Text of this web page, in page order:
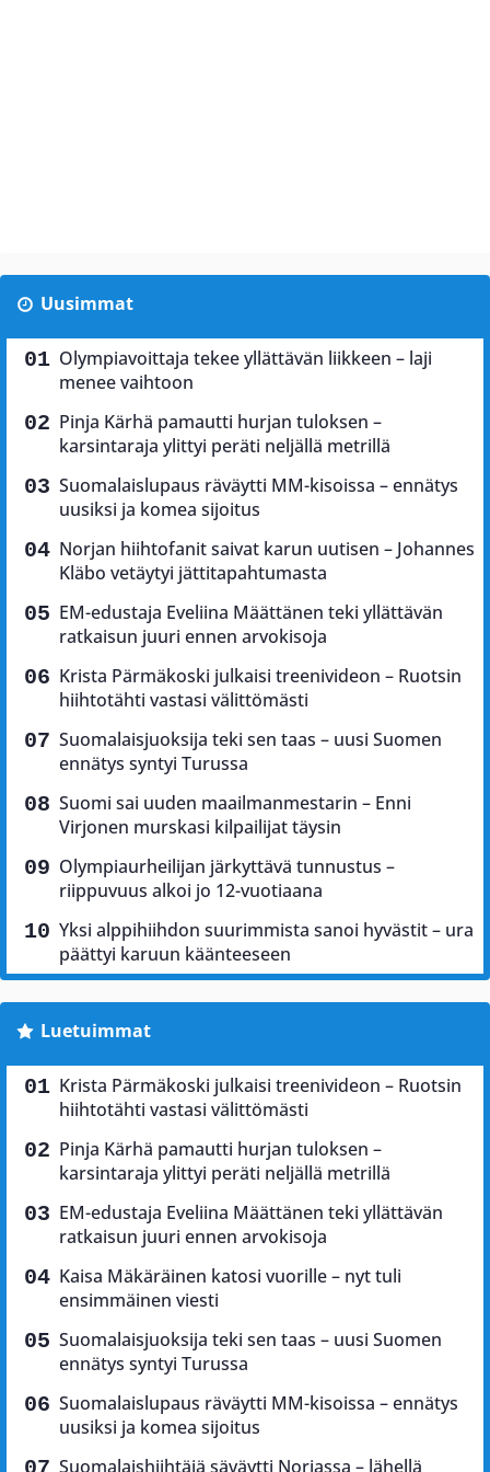
Uusimmat
Olympiavoittaja tekee yllättävän liikkeen – laji
menee vaihtoon
Pinja Kärhä pamautti hurjan tuloksen –
karsintaraja ylittyi peräti neljällä metrillä
Suomalaislupaus räväytti MM-kisoissa – ennätys
uusiksi ja komea sijoitus
Norjan hiihtofanit saivat karun uutisen – Johannes
Kläbo vetäytyi jättitapahtumasta
EM-edustaja Eveliina Määttänen teki yllättävän
ratkaisun juuri ennen arvokisoja
Krista Pärmäkoski julkaisi treenivideon – Ruotsin
hiihtotähti vastasi välittömästi
Suomalaisjuoksija teki sen taas – uusi Suomen
ennätys syntyi Turussa
Suomi sai uuden maailmanmestarin – Enni
Virjonen murskasi kilpailijat täysin
Olympiaurheilijan järkyttävä tunnustus –
riippuvuus alkoi jo 12-vuotiaana
Yksi alppihiihdon suurimmista sanoi hyvästit – ura
päättyi karuun käänteeseen
Luetuimmat
Krista Pärmäkoski julkaisi treenivideon – Ruotsin
hiihtotähti vastasi välittömästi
Pinja Kärhä pamautti hurjan tuloksen –
karsintaraja ylittyi peräti neljällä metrillä
EM-edustaja Eveliina Määttänen teki yllättävän
ratkaisun juuri ennen arvokisoja
Kaisa Mäkäräinen katosi vuorille – nyt tuli
ensimmäinen viesti
Suomalaisjuoksija teki sen taas – uusi Suomen
ennätys syntyi Turussa
Suomalaislupaus räväytti MM-kisoissa – ennätys
uusiksi ja komea sijoitus
Suomalaishiihtäjä säväytti Norjassa – lähellä